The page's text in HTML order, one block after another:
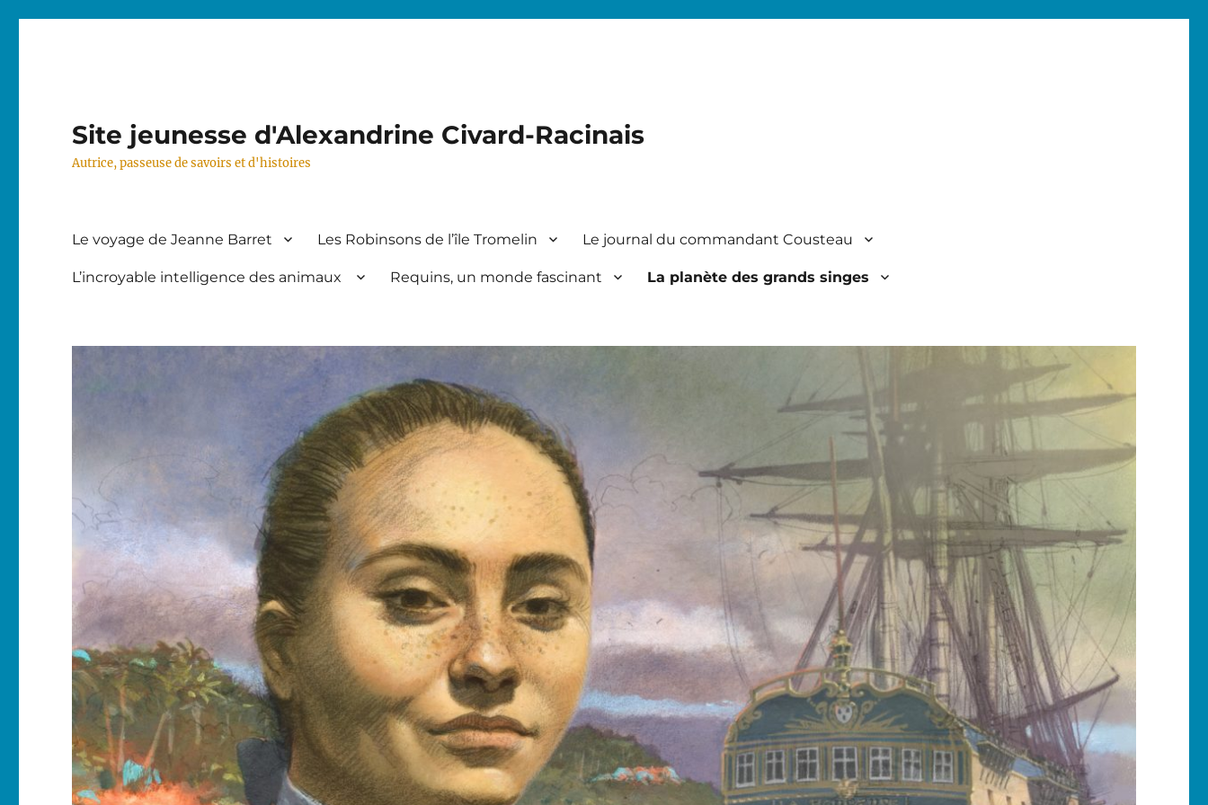
Site jeunesse d'Alexandrine Civard-Racinais
Autrice, passeuse de savoirs et d'histoires
Le voyage de Jeanne Barret Les Robinsons de l’île Tromelin Le journal du commandant Cousteau
L’incroyable intelligence des animaux Requins, un monde fascinant La planète des grands singes